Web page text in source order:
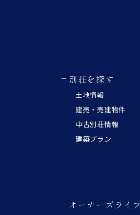
別荘を探す
土地情報
建売・売建物件
中古別荘情報
建築プラン
オーナーズライフ